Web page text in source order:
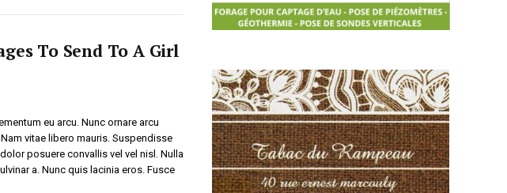
To Send To A Girl
eu arcu. Nunc ornare arcu
vitae libero mauris. Suspendisse
posuere convallis vel vel nisl. Nulla
a. Nunc quis lacinia eros. Fusce